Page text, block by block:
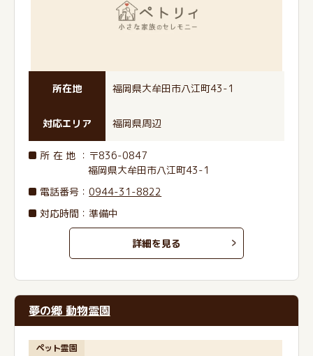
所在地 福岡県大牟田市八江町43-1
対応エリア 福岡県周辺
所在地 ：〒836-0847
福岡県大牟田市八江町43-1
電話番号 ：0944-31-8822
対応時間：準備中
詳細を見る
夢の郷 動物霊園
ペット霊園